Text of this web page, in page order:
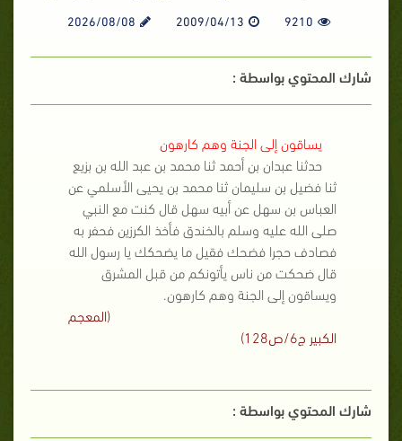
9210
2009/04/13
2026/08/08
شارك المحتوي بواسطة :
يساقون إلى الجنة وهم كارهون
حدثنا عبدان بن أحمد ثنا محمد بن عبد الله بن بزيع
ثنا فضيل بن سليمان ثنا محمد بن يحيى الأسلمي عن
العباس بن سهل عن أبيه سهل قال كنت مع النبي
صلى الله عليه وسلم بالخندق فأخذ الكرزين فحفر به
فصادف حجرا فضحك فقيل ما يضحكك يا رسول الله
قال ضحكت من ناس يأتونكم من قبل المشرق
ويساقون إلى الجنة وهم كارهون.
(المعجم
الكبير ج6/ص128)
شارك المحتوي بواسطة :